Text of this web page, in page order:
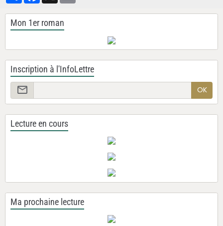
Mon 1er roman
Inscription à l'InfoLettre
OK
Lecture en cours
Ma prochaine lecture